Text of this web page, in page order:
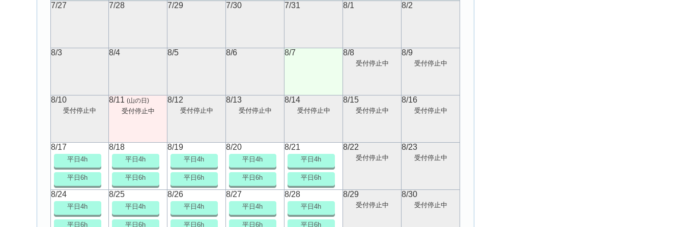
7/27
7/28 7/29 7/30 7/31 8/1 8/2
8/3 8/4 8/5 8/6 8/7 8/8
受付停止中
8/9
受付停止中
8/10
受付停止中
8/11(山の日)
受付停止中
8/12
受付停止中
8/13
受付停止中
8/14
受付停止中
8/15
受付停止中
8/16
受付停止中
8/17
平日4h
平日6h
8/18
平日4h
平日6h
8/19
平日4h
平日6h
8/20
平日4h
平日6h
8/21
平日4h
平日6h
8/22
受付停止中
8/23
受付停止中
8/24
平日4h
平日6h
8/25
平日4h
平日6h
8/26
平日4h
平日6h
8/27
平日4h
平日6h
8/28
平日4h
平日6h
8/29
受付停止中
8/30
受付停止中